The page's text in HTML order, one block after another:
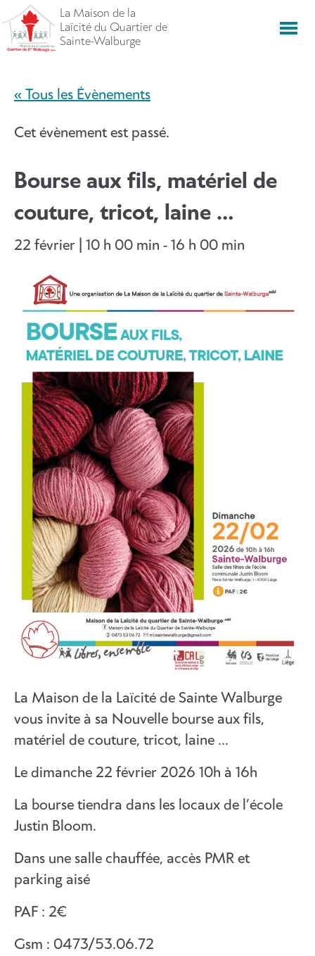
directement
vers
La Maison de la
Laïcité du Quartier de
Sainte-Walburge
« Tous les Évènements
Cet évènement est passé.
Bourse aux fils, matériel de
couture, tricot, laine …
22 février | 10 h 00 min - 16 h 00 min
La Maison de la Laïcité de Sainte Walburge
vous invite à sa Nouvelle bourse aux fils,
matériel de couture, tricot, laine …
Le dimanche 22 février 2026 10h à 16h
La bourse tiendra dans les locaux de l’école
Justin Bloom.
Dans une salle chauffée, accès PMR et
parking aisé
PAF : 2€
Gsm : 0473/53.06.72